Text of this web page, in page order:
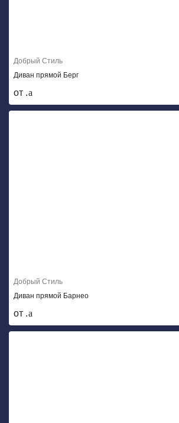
Добрый Стиль
Диван прямой Берг
от .
Добрый Стиль
Диван прямой Барнео
от .